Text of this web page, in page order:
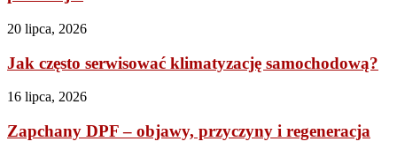
20 lipca, 2026
Jak często serwisować klimatyzację samochodową?
16 lipca, 2026
Zapchany DPF – objawy, przyczyny i regeneracja